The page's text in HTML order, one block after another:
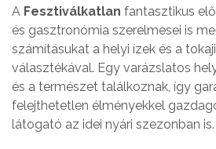
A Fesztiválkatlan fantasztikus
és gasztronómia szerelmesei is
számításukat a helyi ízek és a
választékával. Egy varázslatos
és a természet találkoznak, így
felejthetetlen élményekkel
látogató az idei nyári szezonban is.